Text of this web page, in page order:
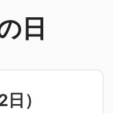
日
日 ）